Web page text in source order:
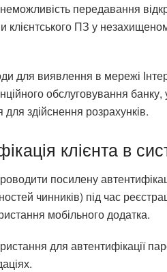
передавання
клієнтського ПЗ у
для виявлення в мережі
обслуговування
для здійснення розрахунків.
клієнта в
посилену
чинників) під час
мобільного додатка.
для автентифікації